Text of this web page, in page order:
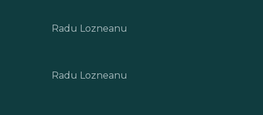
Radu Lozneanu
Radu Lozneanu